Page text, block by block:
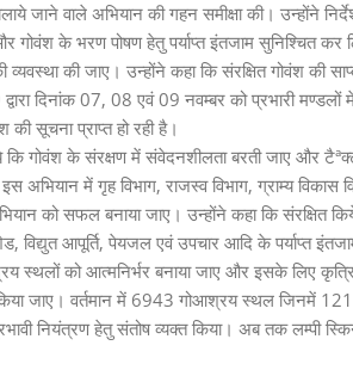
जाने वाले अभियान की गहन समीक्षा की। उन्होंने
और गोवंश के भरण पोषण हेतु पर्याप्त इंतजाम सुनिश्चित
की जाए। उन्होंने कहा कि संरक्षित गोवंश की
दिनांक 07, 08 एवं 09 नवम्बर को प्रभारी मण्डलों
की सूचना प्राप्त हो रही है।
कि गोवंश के संरक्षण में संवेदनशीलता बरती जाए और
अभियान में गृह विभाग, राजस्व विभाग, ग्राम्य विकास
को सफल बनाया जाए। उन्होंने कहा कि संरक्षित
विद्युत आपूर्ति, पेयजल एवं उपचार आदि के पर्याप्त
स्थलों को आत्मनिर्भर बनाया जाए और इसके लिए
जाए। वर्तमान में 6943 गोआश्रय स्थल जिनमें
नियंत्रण हेतु संतोष व्यक्त किया। अब तक लम्पी